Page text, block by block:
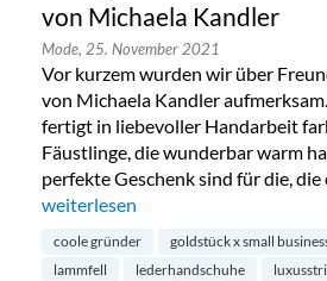
von Michaela Kandler
Mode, 25. November 2021
Vor kurzem wurden wir über
von Michaela Kandler
fertigt in liebevoller Handarbeit
Fäustlinge, die wunderbar warm
perfekte Geschenk sind für die,
„Handgemachte Lammfell-
weiterlesen
coole gründer goldstück x small
lammfell
lederhandschuhe